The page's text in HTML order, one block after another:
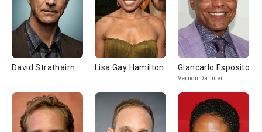
David Strathairn Lisa Gay Hamilton Giancarlo Esposito
Vernon Dahmer